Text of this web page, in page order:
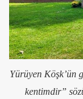
Yürüyen Köşk’ün
kentimdir”